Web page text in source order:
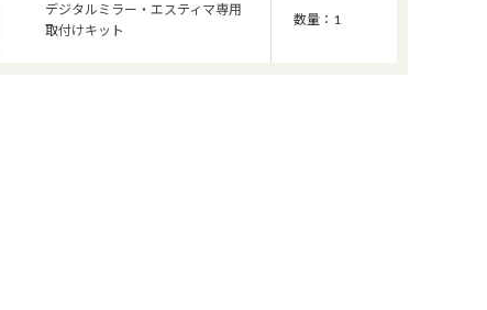
デジタルミラー・エスティマ専用
取付けキット
数量：1